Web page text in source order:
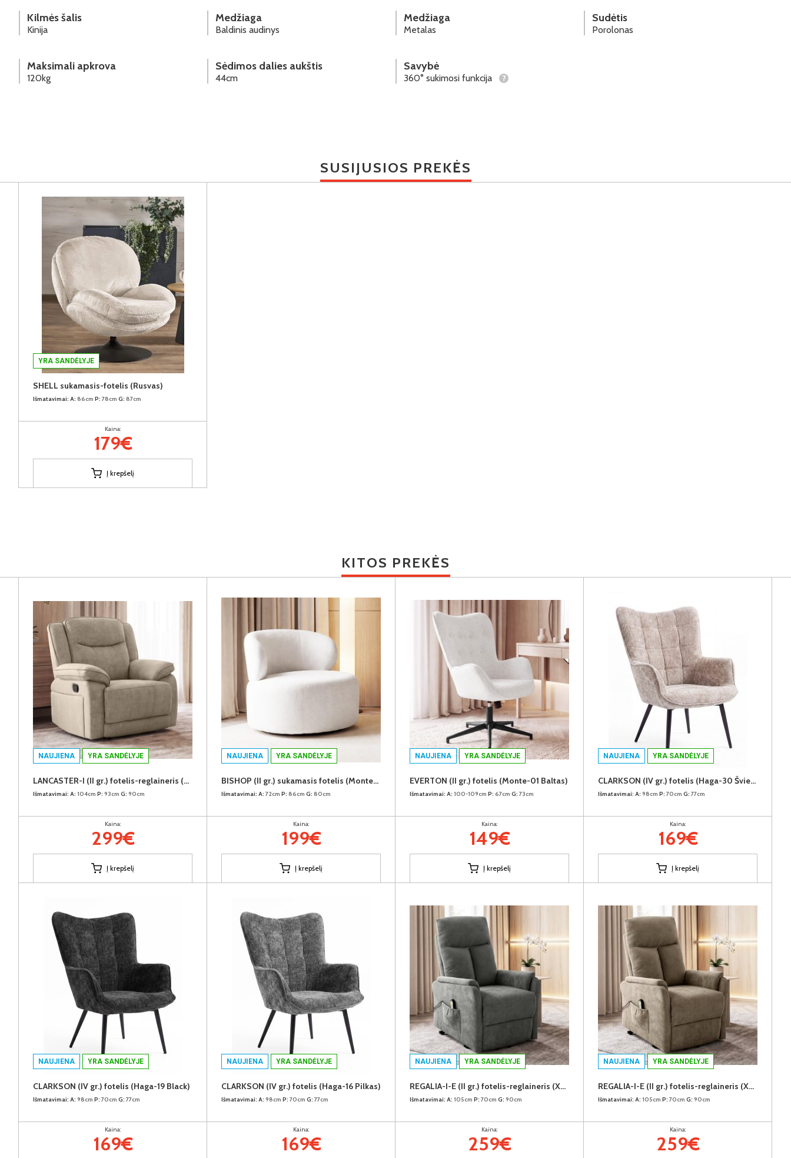
Kilmės šalis
Kinija
Medžiaga
Baldinis audinys
Medžiaga
Metalas
Sudėtis
Porolonas
Maksimali apkrova
120kg
Sėdimos dalies aukštis
44cm
Savybė
360° sukimosi funkcija ?
SUSIJUSIOS PREKĖS
YRA SANDĖLYJE
SHELL sukamasis-fotelis (Rusvas)
Išmatavimai: A: 86cm P: 78cm G: 87cm
Kaina:
179€
Į krepšelį
KITOS PREKĖS
NAUJIENA YRA SANDĖLYJE
LANCASTER-I (II gr.) fotelis-reglaineris (EDA828-02 Šviesiai rudas)
Išmatavimai: A: 104cm P: 93cm G: 90cm
Kaina:
299€
Į krepšelį
NAUJIENA YRA SANDĖLYJE
BISHOP (II gr.) sukamasis fotelis (Monte-01 Baltas)
Išmatavimai: A: 72cm P: 86cm G: 80cm
Kaina:
199€
Į krepšelį
NAUJIENA YRA SANDĖLYJE
EVERTON (II gr.) fotelis (Monte-01 Baltas)
Išmatavimai: A: 100-109cm P: 67cm G: 73cm
Kaina:
149€
Į krepšelį
NAUJIENA YRA SANDĖLYJE
CLARKSON (IV gr.) fotelis (Haga-30 Šviesiai rudas)
Išmatavimai: A: 98cm P: 70cm G: 77cm
Kaina:
169€
Į krepšelį
NAUJIENA YRA SANDĖLYJE
CLARKSON (IV gr.) fotelis (Haga-19 Black)
Išmatavimai: A: 98cm P: 70cm G: 77cm
Kaina:
169€
NAUJIENA YRA SANDĖLYJE
CLARKSON (IV gr.) fotelis (Haga-16 Pilkas)
Išmatavimai: A: 98cm P: 70cm G: 77cm
Kaina:
169€
NAUJIENA YRA SANDĖLYJE
REGALIA-I-E (II gr.) fotelis-reglaineris (XHR-18 Tamsiai pilkas)
Išmatavimai: A: 105cm P: 70cm G: 90cm
Kaina:
259€
NAUJIENA YRA SANDĖLYJE
REGALIA-I-E (II gr.) fotelis-reglaineris (XHR-05 Rudas)
Išmatavimai: A: 105cm P: 70cm G: 90cm
Kaina:
259€